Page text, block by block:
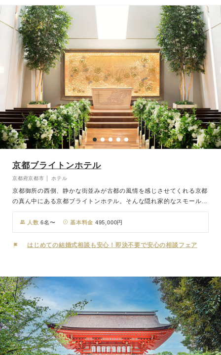
京都ブライトンホテル
京都府京都市 │ ホテル
京都御所の西側、静かな街並みが古都の風情を感じさせてくれる京都
の真ん中にある京都ブライトンホテル。そんな隠れ家的なスモールラ
グジュアリーホテルで厳かな結婚式が実現。純白の空間に映える14
ｍの長いバージンロード、8名の聖歌隊と弦楽デュオが奏でる本格的
なチャペル挙式。ガーデンではフラワーシャワーやバルーンリリース
で和やかなひとときをお過ごしいただけます。「美食のホテル」とし
人数 6名〜 基本料金 495,000円
はじめての結婚式相談も安心！即決不要で安心の相談フェア